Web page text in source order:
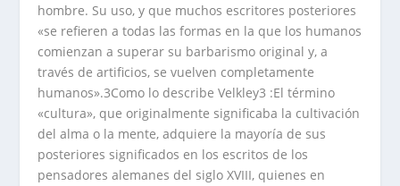
hombre. Su uso, y que muchos escritores posteriores
«se refieren a todas las formas en la que los humanos
comienzan a superar su barbarismo original y, a
través de artificios, se vuelven completamente
humanos».3Como lo describe Velkley3 :El término
«cultura», que originalmente significaba la cultivación
del alma o la mente, adquiere la mayoría de sus
posteriores significados en los escritos de los
pensadores alemanes del siglo XVIII, quienes en